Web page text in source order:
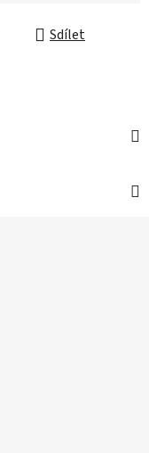
Sdílet